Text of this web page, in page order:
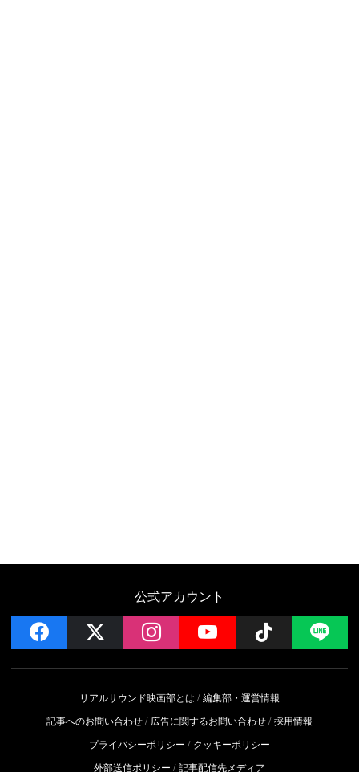
公式アカウント
facebook instagramYouTube Follow
リアルサウンド映画部とは
編集部・運営情報
記事へのお問い合わせ
広告に関するお問い合わせ 採用情報
プライバシーポリシー
クッキーポリシー
外部送信ポリシー
記事配信先メディア